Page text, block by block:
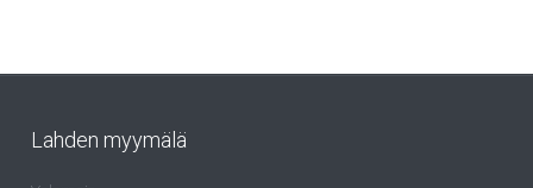
Lahden myymälä